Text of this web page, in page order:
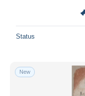
Status
New